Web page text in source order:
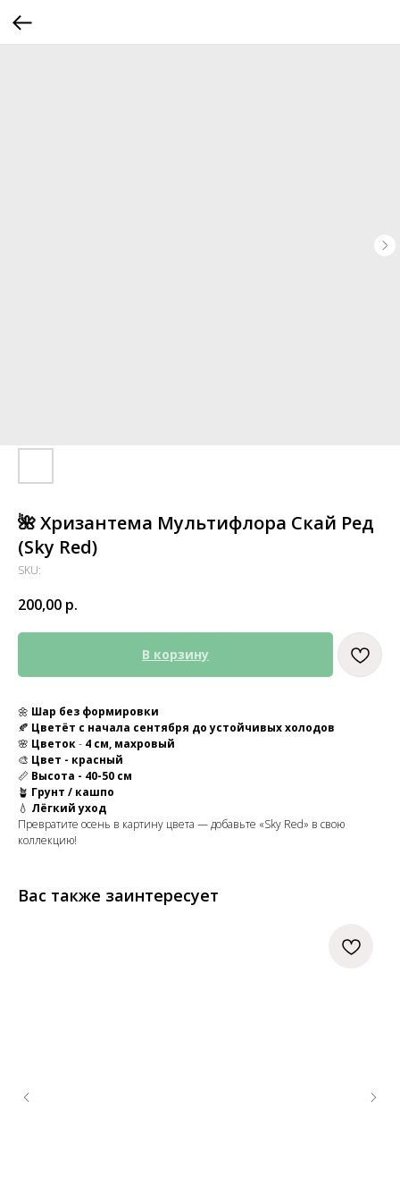
🌺 Хризантема Мультифлора Скай Ред
(Sky Red)
SKU:
200,00 р.
В корзину
🌼 Шар без формировки
🍂 Цветёт с начала сентября до устойчивых холодов
🌸 Цветок- 4 см, махровый
🎨 Цвет - красный
📏 Высота - 40-50 см
🪴 Грунт / кашпо
💧 Лёгкий уход
Превратите осень в картину цвета — добавьте «Sky Red» в свою
коллекцию!
Вас также заинтересует